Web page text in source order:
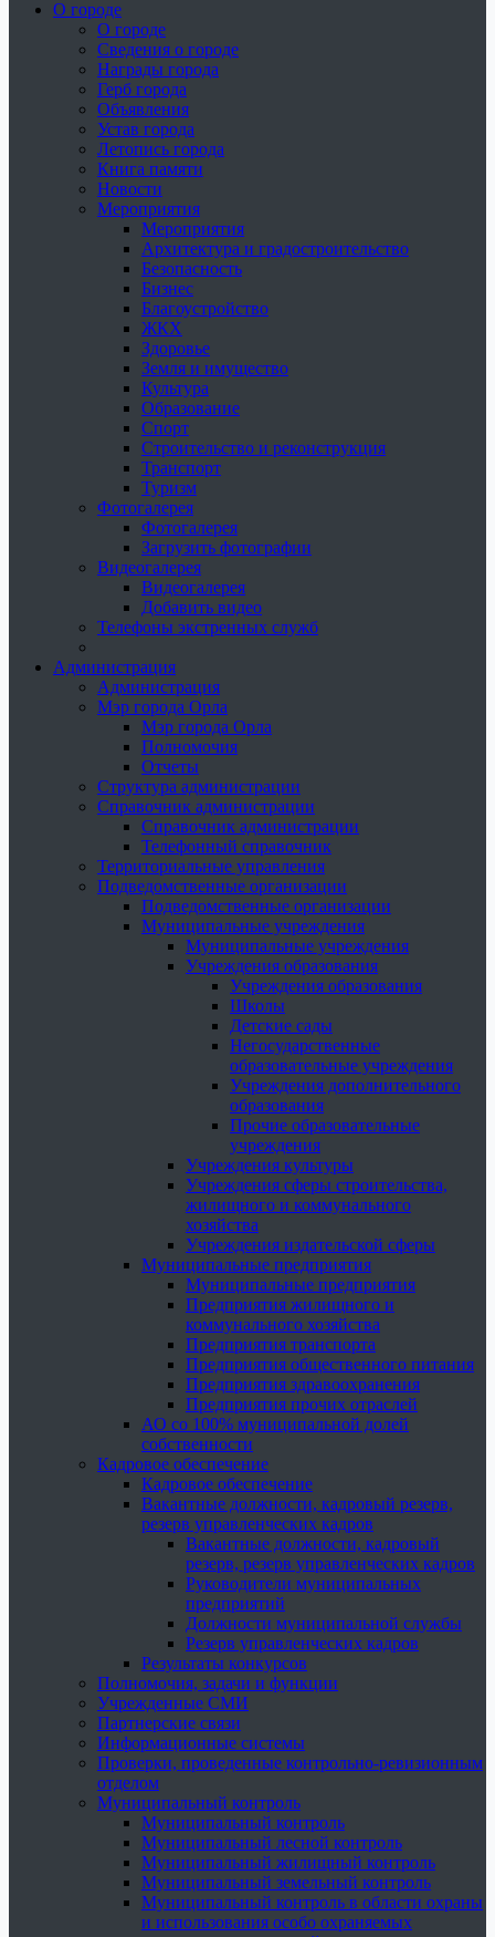
О городе
О городе
Сведения о городе
Награды города
Герб города
Объявления
Устав города
Летопись города
Книга памяти
Новости
Мероприятия
Мероприятия
Архитектура и градостроительство
Безопасность
Бизнес
Благоустройство
ЖКХ
Здоровье
Земля и имущество
Культура
Образование
Спорт
Строительство и реконструкция
Транспорт
Туризм
Фотогалерея
Фотогалерея
Загрузить фотографии
Видеогалерея
Видеогалерея
Добавить видео
Телефоны экстренных служб
Администрация
Администрация
Мэр города Орла
Мэр города Орла
Полномочия
Отчеты
Структура администрации
Справочник администрации
Справочник администрации
Телефонный справочник
Территориальные управления
Подведомственные организации
Подведомственные организации
Муниципальные учреждения
Муниципальные учреждения
Учреждения образования
Учреждения образования
Школы
Детские сады
Негосударственные
образовательные учреждения
Учреждения дополнительного
образования
Прочие образовательные
учреждения
Учреждения культуры
Учреждения сферы строительства,
жилищного и коммунального
хозяйства
Учреждения издательской сферы
Муниципальные предприятия
Муниципальные предприятия
Предприятия жилищного и
коммунального хозяйства
Предприятия транспорта
Предприятия общественного питания
Предприятия здравоохранения
Предприятия прочих отраслей
АО со 100% муниципальной долей
собственности
Кадровое обеспечение
Кадровое обеспечение
Вакантные должности, кадровый резерв,
резерв управленческих кадров
Вакантные должности, кадровый
резерв, резерв управленческих кадров
Руководители муниципальных
предприятий
Должности муниципальной службы
Резерв управленческих кадров
Результаты конкурсов
Полномочия, задачи и функции
Учрежденные СМИ
Партнерские связи
Информационные системы
Проверки, проведенные контрольно-ревизионным
отделом
Муниципальный контроль
Муниципальный контроль
Муниципальный лесной контроль
Муниципальный жилищный контроль
Муниципальный земельный контроль
Муниципальный контроль в области охраны
и использования особо охраняемых